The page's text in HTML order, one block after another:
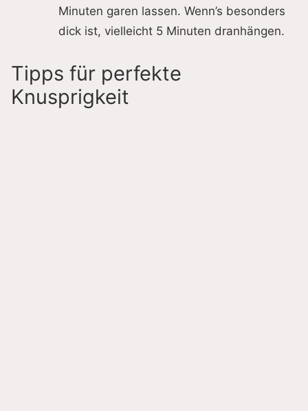
Minuten garen lassen. Wenn’s besonders
dick ist, vielleicht 5 Minuten dranhängen.
Tipps für perfekte
Knusprigkeit